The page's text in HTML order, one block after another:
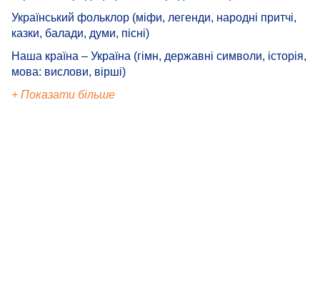
Український фольклор (міфи, легенди, народні притчі,
казки, балади, думи, пісні)
Наша країна – Україна (гімн, державні символи, історія,
мова: вислови, вірші)
+ Показати більше